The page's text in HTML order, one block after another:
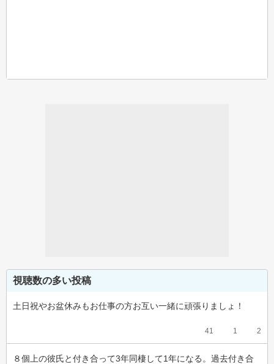
視聴数の多い投稿
土日祝やお盆休みもお仕事の方お互い一緒に頑張りましょ！
41 1 2
８個上の彼氏と付き合って3年同棲して1年になる。過去付き合